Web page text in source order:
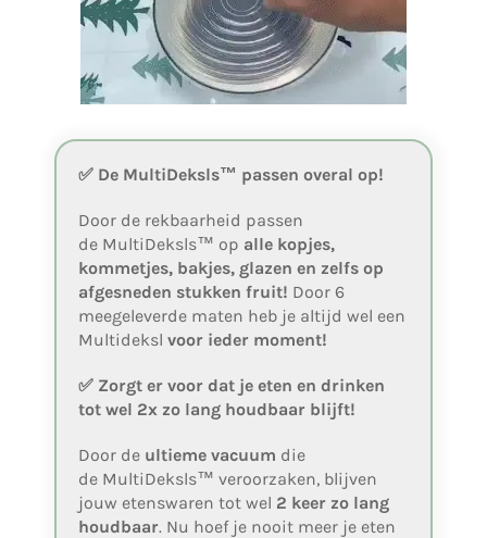
✅ De MultiDeksls™ passen overal op!
Door de rekbaarheid passen
de MultiDeksls™ op alle kopjes,
kommetjes, bakjes, glazen en zelfs op
afgesneden stukken fruit! Door 6
meegeleverde maten heb je altijd wel een
Multideksl voor ieder moment!
✅ Zorgt er voor dat je eten en drinken
tot wel 2x zo lang houdbaar blijft!
Door de ultieme vacuum die
de MultiDeksls™ veroorzaken, blijven
jouw etenswaren tot wel 2 keer zo lang
houdbaar. Nu hoef je nooit meer je eten